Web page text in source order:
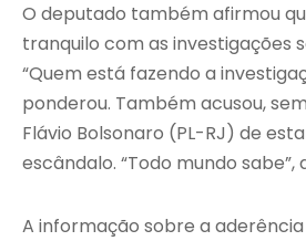
O deputado também afirmou
tranquilo com as investigações
“Quem está fazendo a
ponderou. Também acusou,
Flávio Bolsonaro (PL-RJ) de
escândalo. “Todo mundo sabe”,
A informação sobre a